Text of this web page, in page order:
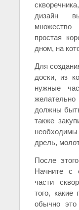
дизайн
простая
дном, на
Для
доски, из
нужные
должны
также
необходимы
дрель,
После
Начните с
части
того,
обычно